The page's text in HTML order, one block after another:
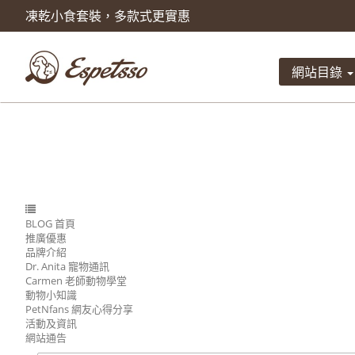
凍乾小食套裝，多款式更實惠
產品已被加入到購物車
數量
總計
網站目錄
BLOG 首頁
推廣優惠
品牌介紹
Dr. Anita 寵物通訊
Carmen 老師動物學堂
動物小知識
PetNfans 網友心得分享
活動及資訊
網站通告